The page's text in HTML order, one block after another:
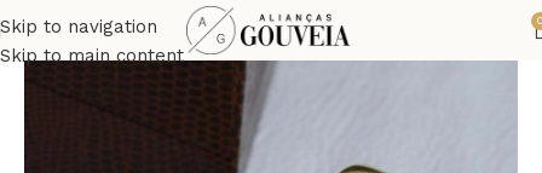
Skip to navigation
Skip to main content